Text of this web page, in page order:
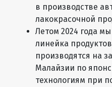
в производстве
лакокрасочной
Летом 2024 года
линейка продуктов
производятся на
Малайзии по
технологиям при